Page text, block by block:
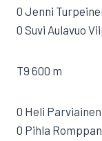
0 Jenni
0 Suvi Aulavuo
T9 600 m
0 Heli
0 Pihla